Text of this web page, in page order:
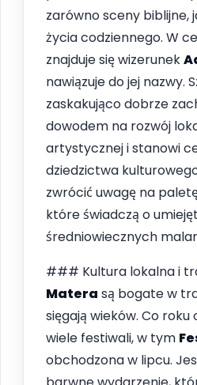
zarówno sceny biblijne,
życia codziennego. W
znajduje się wizerunek
nawiązuje do jej nazwy.
zaskakująco dobrze
dowodem na rozwój
artystycznej i stanowi
dziedzictwa
zwrócić uwagę na
które świadczą o
średniowiecznych
### Kultura lokalna i
Matera są bogate w
sięgają wieków. Co roku
wiele festiwali, w tym
obchodzona w lipcu.